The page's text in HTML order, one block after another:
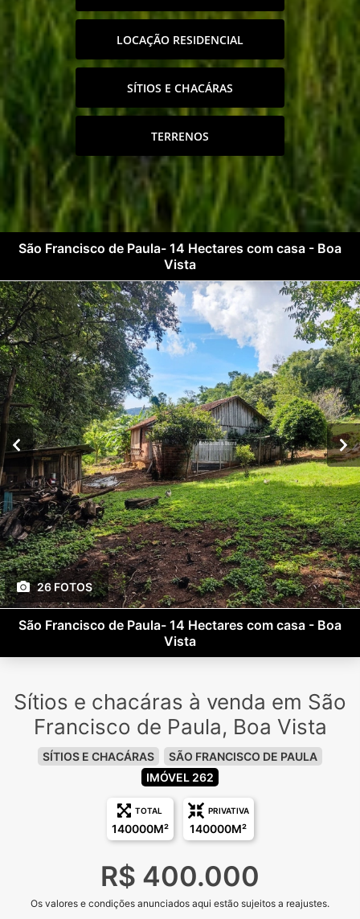
LOCAÇÃO RESIDENCIAL
SÍTIOS E CHACÁRAS
TERRENOS
São Francisco de Paula- 14 Hectares com casa - Boa
Vista
26 FOTOS
São Francisco de Paula- 14 Hectares com casa - Boa
Vista
Sítios e chacáras à venda em São
Francisco de Paula, Boa Vista
SÍTIOS E CHACÁRAS
SÃO FRANCISCO DE PAULA
IMÓVEL 262
TOTAL
140000M²
PRIVATIVA
140000M²
R$ 400.000
Os valores e condições anunciados aqui estão sujeitos a reajustes.